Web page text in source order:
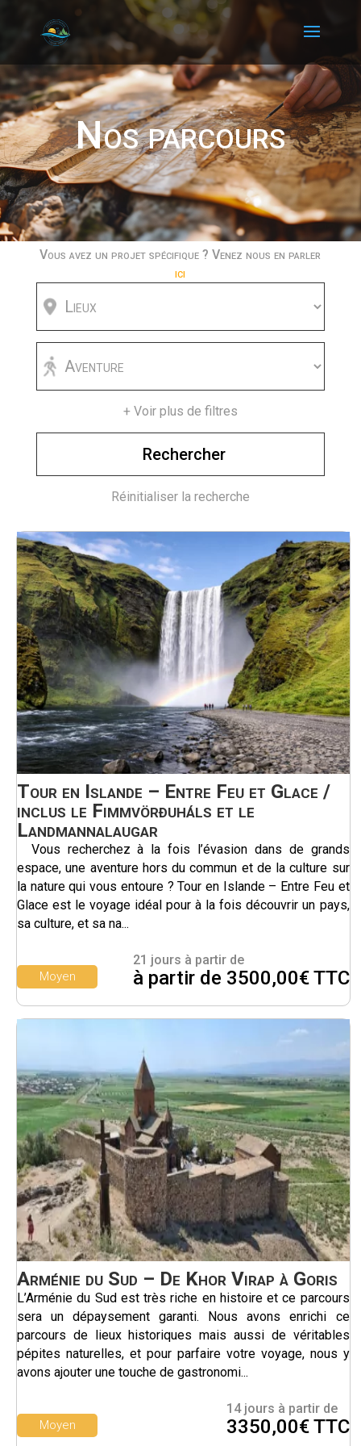
Nos parcours
Vous avez un projet spécifique ? Venez nous en parler
ici
+ Voir plus de filtres
Réinitialiser la recherche
Tour en Islande – Entre Feu et Glace /
inclus le Fimmvörðuháls et le
Landmannalaugar
Vous recherchez à la fois l’évasion dans de grands
espace, une aventure hors du commun et de la culture sur
la nature qui vous entoure ? Tour en Islande – Entre Feu et
Glace est le voyage idéal pour à la fois découvrir un pays,
sa culture, et sa na...
21 jours à partir de
à partir de 3500,00€ TTC
Moyen
Arménie du Sud – De Khor Virap à Goris
L’Arménie du Sud est très riche en histoire et ce parcours
sera un dépaysement garanti. Nous avons enrichi ce
parcours de lieux historiques mais aussi de véritables
pépites naturelles, et pour parfaire votre voyage, nous y
avons ajouter une touche de gastronomi...
14 jours à partir de
3350,00€ TTC
Moyen